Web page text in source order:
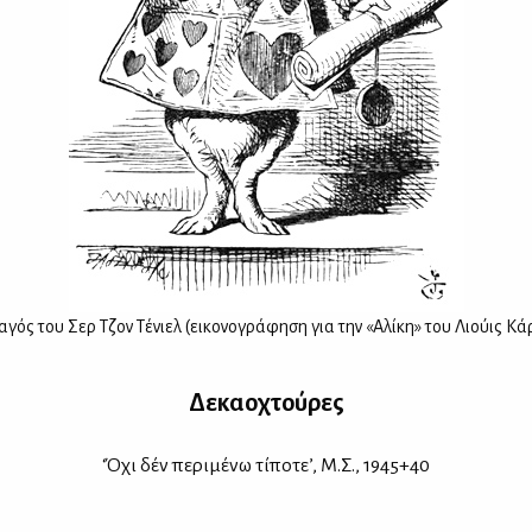
του Σερ Τζον Τέ­νιελ (ει­κο­νο­γρά­φη­ση για την «Αλί­κη» του Λιού­ις
Δε­κα­ο­χτού­ρες
‘Όχι δέν πε­ρι­μέ­νω τί­πο­τε’, Μ.Σ., 1945+40